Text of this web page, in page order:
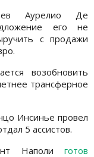
Аурелио Де
его не
с продажи
возобновить
трансферное
Инсинье провел
5 ассистов.
Наполи готов